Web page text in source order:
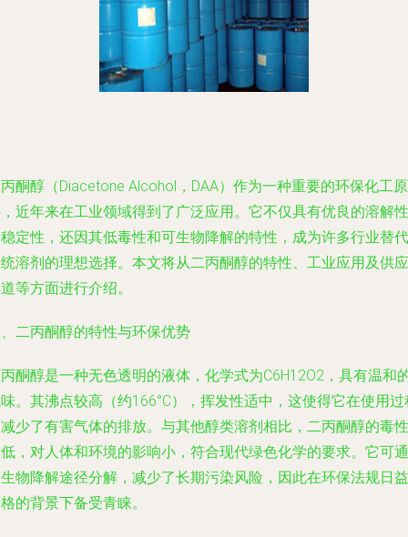
酮醇（Diacetone Alcohol，DAA）作为一种重要的环保化工原
近年来在工业领域得到了广泛应用。它不仅具有优良的溶解性
定性，还因其低毒性和可生物降解的特性，成为许多行业替代
溶剂的理想选择。本文将从二丙酮醇的特性、工业应用及供应
等方面进行介绍。
二丙酮醇的特性与环保优势
酮醇是一种无色透明的液体，化学式为C6H12O2，具有温和
。其沸点较高（约166°C），挥发性适中，这使得它在使用过
少了有害气体的排放。与其他醇类溶剂相比，二丙酮醇的毒性
，对人体和环境的影响小，符合现代绿色化学的要求。它可通
物降解途径分解，减少了长期污染风险，因此在环保法规日益
的背景下备受青睐。